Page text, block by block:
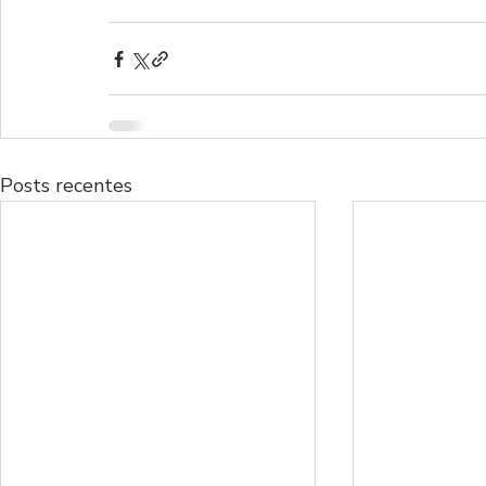
Posts recentes